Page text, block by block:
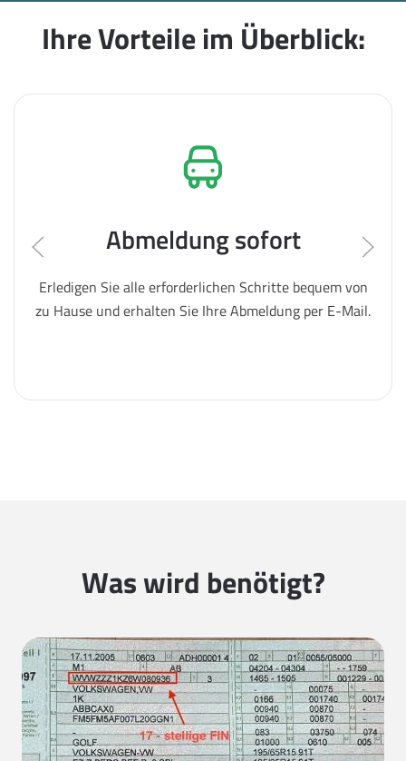
Ihre Vorteile im Überblick:
Abmeldung sofort
Erledigen Sie alle erforderlichen Schritte bequem von
zu Hause und erhalten Sie Ihre Abmeldung per E-Mail.
Was wird benötigt?